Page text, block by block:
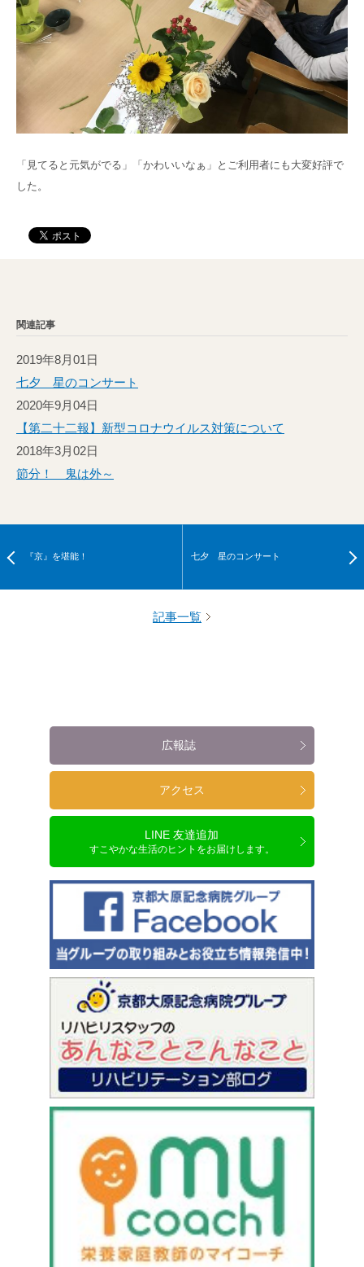
「見てると元気がでる」「かわいいなぁ」とご利用者にも大変好評で
した。
関連記事
2019年8月01日
七夕 星のコンサート
2020年9月04日
【第二十二報】新型コロナウイルス対策について
2018年3月02日
節分！ 鬼は外～
『京』を堪能！ 七夕 星のコンサート
記事一覧
広報誌
アクセス
LINE 友達追加
すこやかな生活のヒントをお届けします。